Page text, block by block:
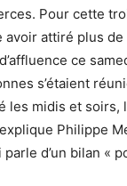
Pour cette
avoir attiré plus
ce
s’étaient
les midis et soirs,
Philippe
d’un bilan «